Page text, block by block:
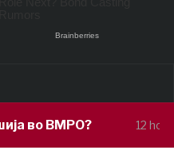
12 hours ago Под